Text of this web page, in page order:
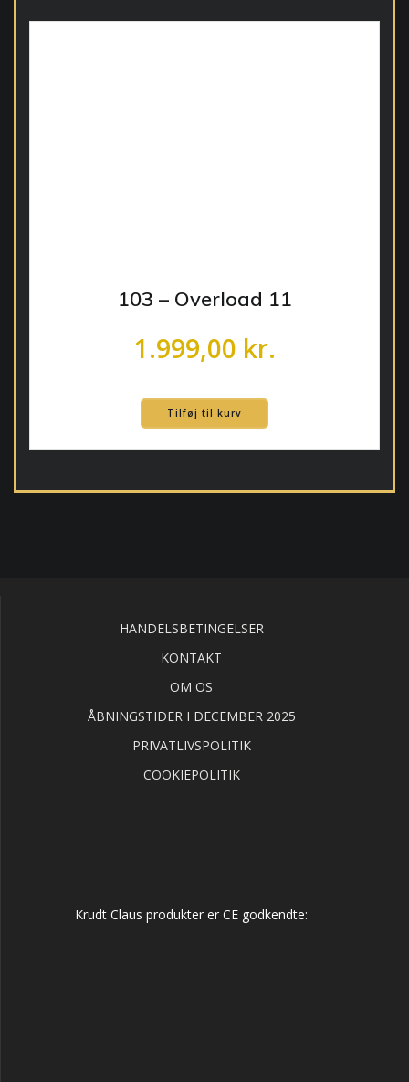
103 – Overload 11
1.999,00 kr.
Tilføj til kurv
HANDELSBETINGELSER
KONTAKT
OM OS
ÅBNINGSTIDER I DECEMBER 2025
PRIVATLIVSPOLITIK
COOKIEPOLITIK
Krudt Claus produkter er CE godkendte: